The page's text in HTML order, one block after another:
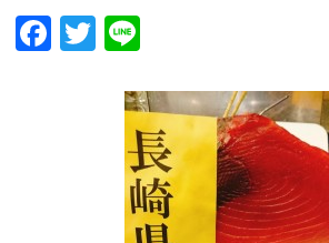
Facebook
Twitter